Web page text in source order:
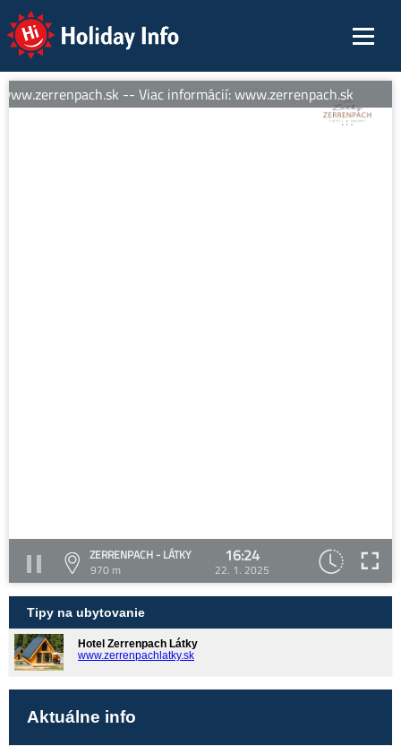
Holiday Info
-- Viac informácií: www.zerrenpach.sk
ZERRENPACH - LÁTKY
970 m
16:24
22. 1. 2025
Tipy na ubytovanie
Hotel Zerrenpach Látky
www.zerrenpachlatky.sk
Aktuálne info